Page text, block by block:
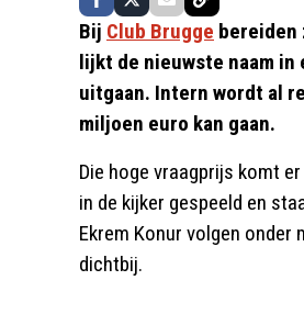
Bij Club Brugge bereiden
lijkt de nieuwste naam in
uitgaan. Intern wordt al
miljoen euro kan gaan.
Die hoge vraagprijs komt
in de kijker gespeeld en
Ekrem Konur volgen
dichtbij.